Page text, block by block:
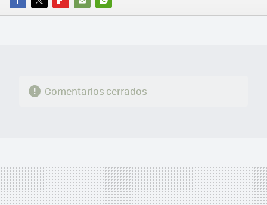
FACEBOOK
TWITTERFLIPBOARD
E-
WHATSAPP
Comentarios cerrados